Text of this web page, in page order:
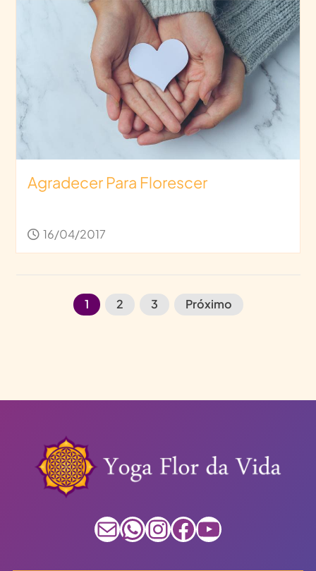
Agradecer Para Florescer
16/04/2017
1 2 3 Próximo
E-mail WhatsApp InstagramFacebook Youtube